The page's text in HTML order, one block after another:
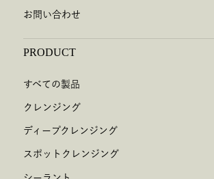
お問い合わせ
PRODUCT
すべての製品
クレンジング
ディープクレンジング
スポットクレンジング